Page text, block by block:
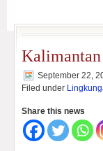
September 22,
Filed under
Share this news